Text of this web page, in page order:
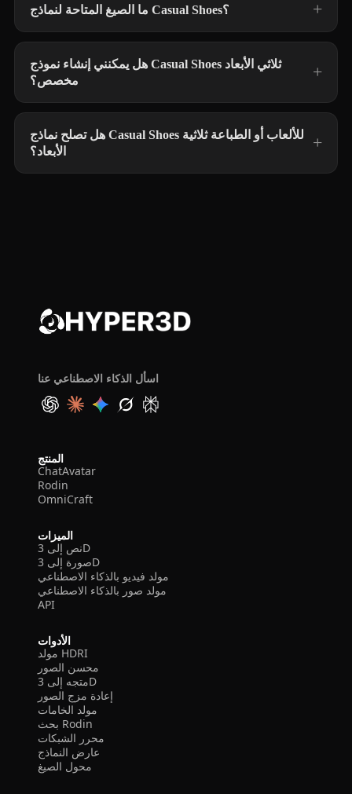
ما الصيغ المتاحة لنماذج Casual Shoes؟
هل يمكنني إنشاء نموذج Casual Shoes ثلاثي الأبعاد
مخصص؟
هل تصلح نماذج Casual Shoes للألعاب أو الطباعة ثلاثية
الأبعاد؟
اسأل الذكاء الاصطناعي عنا
المنتج
ChatAvatar
Rodin
OmniCraft
الميزات
نص إلى 3D
صورة إلى 3D
مولد فيديو بالذكاء الاصطناعي
مولد صور بالذكاء الاصطناعي
API
الأدوات
مولد HDRI
محسن الصور
متجه إلى 3D
إعادة مزج الصور
مولد الخامات
بحث Rodin
محرر الشبكات
عارض النماذج
محول الصيغ